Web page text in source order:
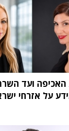
ועד
על אזרחי